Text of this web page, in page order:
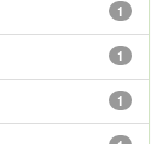
1
1
1